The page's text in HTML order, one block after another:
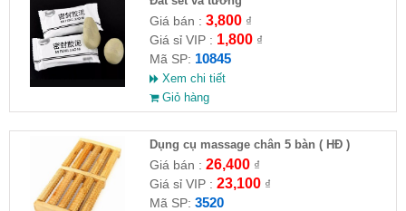
Giá bán : 3,800₫
Giá sỉ VIP : 1,800₫
Mã SP: 10845
Xem chi tiết
Giỏ hàng
Dụng cụ massage chân 5 bàn ( HĐ )
Giá bán : 26,400₫
Giá sỉ VIP : 23,100₫
Mã SP: 3520